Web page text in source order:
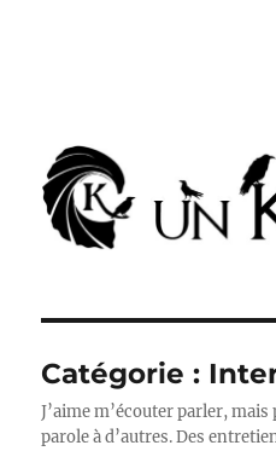
Catégorie :
J’aime m’écouter parler,
parole à d’autres. Des